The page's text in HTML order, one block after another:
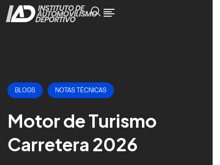
BLOGS NOTAS TÉCNICAS
Motor de Turismo
Carretera 2026